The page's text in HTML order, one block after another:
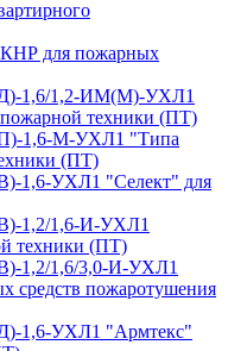
КНР для пожарных
1,6/1,2-ИМ(M)-УХЛ1
техники (ПТ)
1,6-М-УХЛ1 "Типа
(ПТ)
1,6-УХЛ1 "Селект" для
1,2/1,6-И-УХЛ1
техники (ПТ)
1,2/1,6/3,0-И-УХЛ1
средств пожаротушения
1,6-УХЛ1 "Армтекс"